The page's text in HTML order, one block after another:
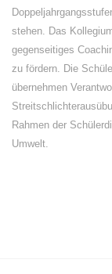
stehen. Das
gegenseitiges
zu fördern. Die
übernehmen
Rahmen der
Umwelt.